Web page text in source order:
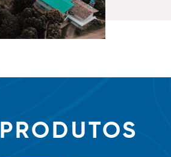
PRODUTOS